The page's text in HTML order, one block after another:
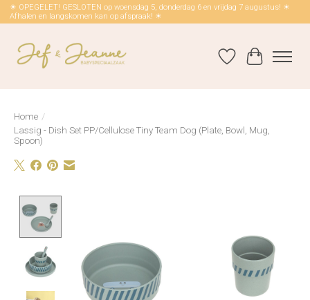
☀ OPEGELET! GESLOTEN op woensdag 5, donderdag 6 en vrijdag 7 augustus! ☀
Afhalen en langskomen kan op afspraak! ☀
Verlanglijst
Home /
Lassig - Dish Set PP/Cellulose Tiny Team Dog (Plate, Bowl, Mug,
Spoon)